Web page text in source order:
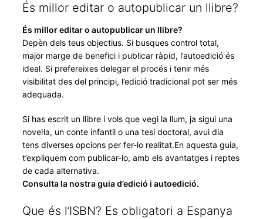
És millor editar o autopublicar un llibre?
És millor editar o autopublicar un llibre?
Depèn dels teus objectius. Si busques control total,
major marge de benefici i publicar ràpid, l’autoedició és
ideal. Si prefereixes delegar el procés i tenir més
visibilitat des del principi, l’edició tradicional pot ser més
adequada.
Si has escrit un llibre i vols que vegi la llum, ja sigui una
novel·la, un conte infantil o una tesi doctoral, avui dia
tens diverses opcions per fer-lo realitat.En aquesta guia,
t’expliquem com publicar-lo, amb els avantatges i reptes
de cada alternativa.
Consulta la nostra guia d’edició i autoedició.
Que és l’ISBN? Es obligatori a Espanya